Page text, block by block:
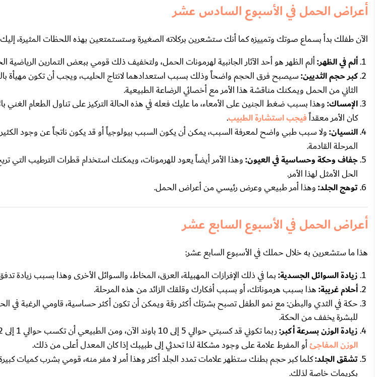
أعراض الحمل في الأسبوع السادس عشر
الآن طفلك بدأ بسماع صوتك وتمييزه كما أنك ستشعرين بركلاته الصغيرة وستستمتعين بهذه اللحظات المثيرة، إليك
ألم في الظهر:ألم الظهر هو أحد الآثار الجانبية لهرمونات الحمل، ولتخفيف ذلك قومي ببعض التمارين الرياضية
كبر حجم الثديين:سيصبح فرق الحجم واضحاً وذلك بسبب استعدادهما لانتاج الحليب، ويجب أن تكون مهيأة
الثاني من الحمل ويمكنك مناقشة هذا الأمر مع أخصائي الرضاعة الطبيعية.
الإمساك:وهذا بسبب ضغط الجنين على الأمعاء، ما عليك فعله في هذه الحالة التركيز على تناول الطعام الغني
كان الأمر معقداًفيجب استشارة الطبيب.
النسيان:ولا سبب طبي واضح لمعرفة السبب، يمكن أن يكون السبب بيولوجياً أو قد يكون ناتجاً عن وجود
المرحلة القادمة.
جفاف وحكة وحساسية في العيون:وهذا الأمر أيضاً يعود للهرمونات، ويمكنك استخدام قطرات الترطيب التي
الحل الأمثل لهذا الأمر.
توهج الجلد:وهذا أمر طبيعي وعرض رئيسي من أعراض الحمل.
أعراض الحمل في الأسبوع السابع عشر
هذا ما ستشعرين به خلال حملك في الأسبوع السابع عشر:
زيادة السوائل الجسدية:بما في ذلك الإفرازات المهبيلة، العرق، المخاط، والسوائل الأخرى وهذا بسبب زيادة
أحلام غريبة:هذا بسبب هرموناتك، أو بسبب أفكارك وقلقك الزائد من هذه المرحلة.
حكة في الثدي والبطن: مع نمو الطفل تصبح بشرتك أكثر رقة ويمكن أن تكون أكثر حساسية، قاومي الرغبة
للبشرة يخفف من الحكة.
زيادة الوزن بسرعة أكبر:ربما تكوني قد كسبتي حوالي 5 إلى 10 باوند الآن، ومن الطبيعي أن تكسب حوالي 1 إلى 2 باوند في الأسبوع، وقد يكون
الوزن المفاجئأو المفرط علامة على وجود مشكلة لذا تحدثي إلى طبيبك إذا كان المعدل أعلى من ذلك.
تشقق الجلد:كلما كبر حجم بطنك ستظهر علامات تمدد الجلد أكثر وهذا أمر لا مفر منه، قومي بشرب كميات
بكريمات خاصة لذلك.